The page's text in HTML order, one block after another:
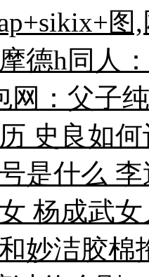
图
德h同人
网：父子
史良如
是什么
杨成武
妙洁胶棉